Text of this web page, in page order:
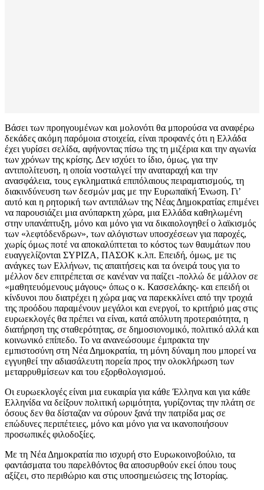
Βάσει των προηγουμένων και μολονότι θα μπορούσα να αναφέρω
δεκάδες ακόμη παρόμοια στοιχεία, είναι προφανές ότι η Ελλάδα
έχει γυρίσει σελίδα, αφήνοντας πίσω της τη μιζέρια και την αγωνία
των χρόνων της κρίσης. Δεν ισχύει το ίδιο, όμως, για την
αντιπολίτευση, η οποία νοσταλγεί την αναταραχή και την
ανασφάλεια, τους εγκληματικά επιπόλαιους πειραματισμούς, τη
διακινδύνευση των δεσμών μας με την Ευρωπαϊκή Ένωση. Γι’
αυτό και η ρητορική των αντιπάλων της Νέας Δημοκρατίας επιμένει
να παρουσιάζει μια ανύπαρκτη χώρα, μια Ελλάδα καθηλωμένη
στην υπανάπτυξη, μόνο και μόνο για να δικαιολογηθεί ο λαϊκισμός
των «λεφτόδενδρων», των αλόγιστων υποσχέσεων για παροχές,
χωρίς όμως ποτέ να αποκαλύπτεται το κόστος των θαυμάτων που
ευαγγελίζονται ΣΥΡΙΖΑ, ΠΑΣΟΚ κ.λπ. Επειδή, όμως, με τις
ανάγκες των Ελλήνων, τις απαιτήσεις και τα όνειρά τους για το
μέλλον δεν επιτρέπεται σε κανέναν να παίζει -πολλώ δε μάλλον σε
«μαθητευόμενους μάγους» όπως ο κ. Κασσελάκης- και επειδή οι
κίνδυνοι που διατρέχει η χώρα μας να παρεκκλίνει από την τροχιά
της προόδου παραμένουν μεγάλοι και ενεργοί, το κριτήριό μας στις
ευρωεκλογές θα πρέπει να είναι, κατά απόλυτη προτεραιότητα, η
διατήρηση της σταθερότητας, σε δημοσιονομικό, πολιτικό αλλά και
κοινωνικό επίπεδο. Το να ανανεώσουμε έμπρακτα την
εμπιστοσύνη στη Νέα Δημοκρατία, τη μόνη δύναμη που μπορεί να
εγγυηθεί την αδιασάλευτη πορεία προς την ολοκλήρωση των
μεταρρυθμίσεων και του εξορθολογισμού.
Οι ευρωεκλογές είναι μια ευκαιρία για κάθε Έλληνα και για κάθε
Ελληνίδα να δείξουν πολιτική ωριμότητα, γυρίζοντας την πλάτη σε
όσους δεν θα δίσταζαν να σύρουν ξανά την πατρίδα μας σε
επώδυνες περιπέτειες, μόνο και μόνο για να ικανοποιήσουν
προσωπικές φιλοδοξίες.
Με τη Νέα Δημοκρατία πιο ισχυρή στο Ευρωκοινοβούλιο, τα
φαντάσματα του παρελθόντος θα αποσυρθούν εκεί όπου τους
αξίζει, στο περιθώριο και στις υποσημειώσεις της Ιστορίας.